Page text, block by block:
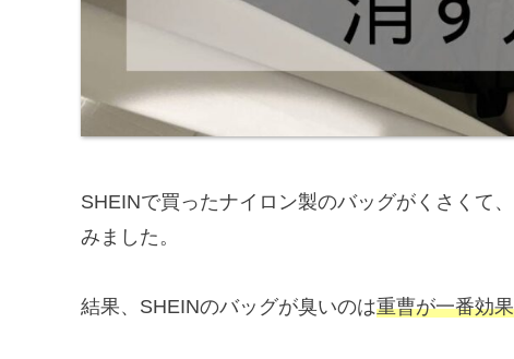
SHEINで買ったナイロン製のバッグがくさくて
みました。
結果、SHEINのバッグが臭いのは重曹が一番効